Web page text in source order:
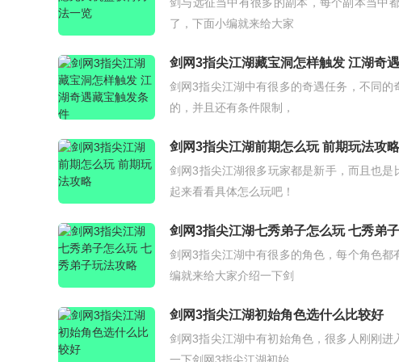
了，下面小编就来给大家
剑网3指尖江湖藏宝洞怎样触发 江湖奇
剑网3指尖江湖中有很多的奇遇任务，不同
的，并且还有条件限制，
剑网3指尖江湖前期怎么玩 前期玩法攻略
剑网3指尖江湖很多玩家都是新手，而且也
起来看看具体怎么玩吧！
剑网3指尖江湖七秀弟子怎么玩 七秀弟
剑网3指尖江湖中有很多的角色，每个角色
编就来给大家介绍一下剑
剑网3指尖江湖初始角色选什么比较好
剑网3指尖江湖中有初始角色，很多人刚刚